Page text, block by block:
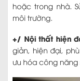
hoặc trong nhà.
môi trường.
+/ Nội thất hiện
giản, hiện đại,
ưu hóa công năng